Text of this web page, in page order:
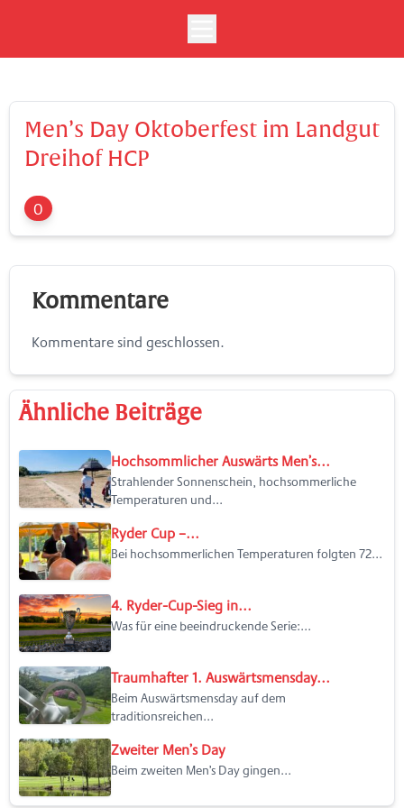
Men’s Day Oktoberfest im Landgut
Dreihof HCP
0
Kommentare
Kommentare sind geschlossen.
Ähnliche Beiträge
Hochsommlicher Auswärts Men’s...
Strahlender Sonnenschein, hochsommerliche
Temperaturen und...
Ryder Cup –...
Bei hochsommerlichen Temperaturen folgten 72...
4. Ryder-Cup-Sieg in...
Was für eine beeindruckende Serie:...
Traumhafter 1. Auswärtsmensday...
Beim Auswärtsmensday auf dem
traditionsreichen...
Zweiter Men’s Day
Beim zweiten Men’s Day gingen...